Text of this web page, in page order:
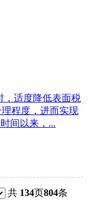
适度降低表面税
程度，进而实现
间以来，...
共 134页804条